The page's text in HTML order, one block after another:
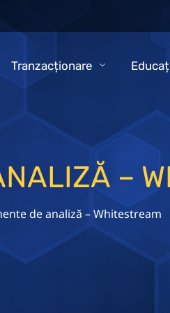
Tranzacționare
–
de analiză – Whitestream